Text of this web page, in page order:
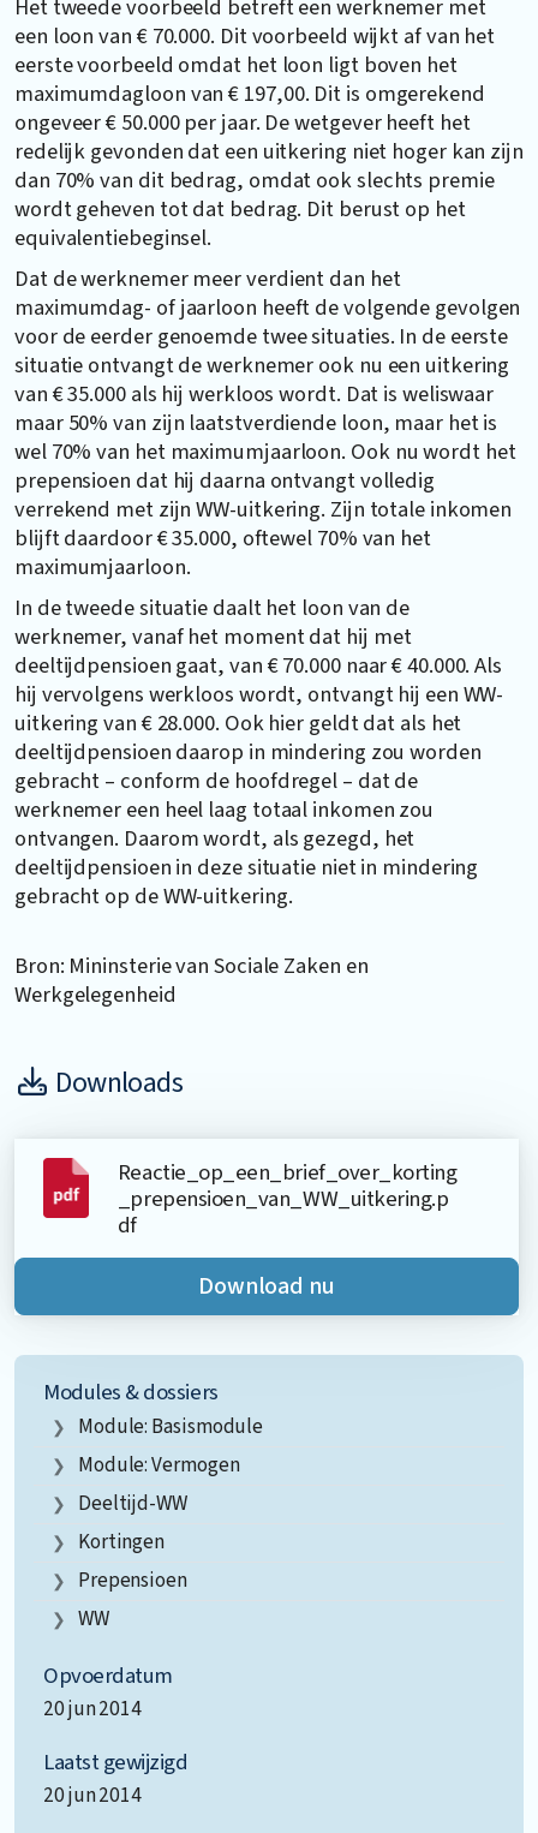
Het tweede voorbeeld betreft een werknemer met
een loon van € 70.000. Dit voorbeeld wijkt af van het
eerste voorbeeld omdat het loon ligt boven het
maximumdagloon van € 197,00. Dit is omgerekend
ongeveer € 50.000 per jaar. De wetgever heeft het
redelijk gevonden dat een uitkering niet hoger kan zijn
dan 70% van dit bedrag, omdat ook slechts premie
wordt geheven tot dat bedrag. Dit berust op het
equivalentiebeginsel.
Dat de werknemer meer verdient dan het
maximumdag- of jaarloon heeft de volgende gevolgen
voor de eerder genoemde twee situaties. In de eerste
situatie ontvangt de werknemer ook nu een uitkering
van € 35.000 als hij werkloos wordt. Dat is weliswaar
maar 50% van zijn laatstverdiende loon, maar het is
wel 70% van het maximumjaarloon. Ook nu wordt het
prepensioen dat hij daarna ontvangt volledig
verrekend met zijn WW-uitkering. Zijn totale inkomen
blijft daardoor € 35.000, oftewel 70% van het
maximumjaarloon.
In de tweede situatie daalt het loon van de
werknemer, vanaf het moment dat hij met
deeltijdpensioen gaat, van € 70.000 naar € 40.000. Als
hij vervolgens werkloos wordt, ontvangt hij een WW-
uitkering van € 28.000. Ook hier geldt dat als het
deeltijdpensioen daarop in mindering zou worden
gebracht – conform de hoofdregel – dat de
werknemer een heel laag totaal inkomen zou
ontvangen. Daarom wordt, als gezegd, het
deeltijdpensioen in deze situatie niet in mindering
gebracht op de WW-uitkering.
Bron: Mininsterie van Sociale Zaken en
Werkgelegenheid
Downloads
Reactie_op_een_brief_over_korting
_prepensioen_van_WW_uitkering.p
df
Download nu
Modules & dossiers
Module: Basismodule
Module: Vermogen
Deeltijd-WW
Kortingen
Prepensioen
WW
Opvoerdatum
20 jun 2014
Laatst gewijzigd
20 jun 2014